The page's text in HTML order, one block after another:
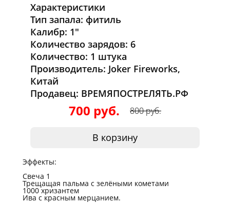
700 руб. 800 руб.
В корзину
Характеристики
Тип запала: фитиль
Калибр: 1"
Количество зарядов: 6
Количество: 1 штука
Производитель: Joker Fireworks,
Китай
Продавец: ВРЕМЯПОСТРЕЛЯТЬ.РФ
Эффекты:
Свеча 1
Трещащая пальма с зелёными кометами
1000 хризантем
Ива с красным мерцанием.